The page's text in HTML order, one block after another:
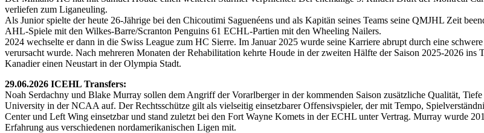
verliefen zum Liganeuling.
Als Junior spielte der heute 26-Jährige bei den Chicoutimi Saguenéens und als Kapitän seines Teams seine QMJHL Zeit
AHL-Spiele mit den Wilkes-Barre/Scranton Penguins 61 ECHL-Partien mit den Wheeling Nailers.
2024 wechselte er dann in die Swiss League zum HC Sierre. Im Januar 2025 wurde seine Karriere abrupt durch eine
verursacht wurde. Nach mehreren Monaten der Rehabilitation kehrte Houde in der zweiten Hälfte der Saison 2025-2026
Kanadier einen Neustart in der Olympia Stadt.
29.06.2026 ICEHL Transfers:
Noah Serdachny und Blake Murray sollen dem Angriff der Vorarlberger in der kommenden Saison zusätzliche Qualität,
University in der NCAA auf. Der Rechtsschütze gilt als vielseitig einsetzbarer Offensivspieler, der mit Tempo,
Center und Left Wing einsetzbar und stand zuletzt bei den Fort Wayne Komets in der ECHL unter Vertrag. Murray wurde
Erfahrung aus verschiedenen nordamerikanischen Ligen mit.